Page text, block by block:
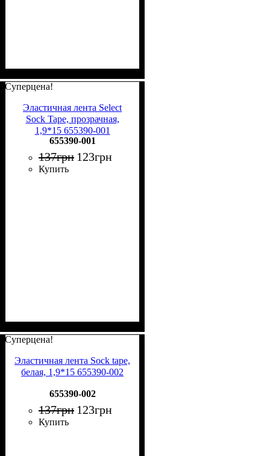
Суперцена!
Эластичная лента Select
Sock Tape, прозрачная,
1,9*15 655390-001
655390-001
137грн 123грн
Купить
Суперцена!
Эластичная лента Sock tape,
белая, 1,9*15 655390-002
655390-002
137грн 123грн
Купить